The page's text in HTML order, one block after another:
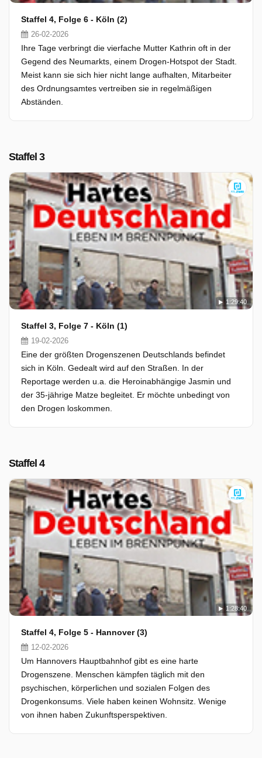
Staffel 4, Folge 6 - Köln (2)
26-02-2026
Ihre Tage verbringt die vierfache Mutter Kathrin oft in der
Gegend des Neumarkts, einem Drogen-Hotspot der Stadt.
Meist kann sie sich hier nicht lange aufhalten, Mitarbeiter
des Ordnungsamtes vertreiben sie in regelmäßigen
Abständen.
Staffel 3
1:29:40
Staffel 3, Folge 7 - Köln (1)
19-02-2026
Eine der größten Drogenszenen Deutschlands befindet
sich in Köln. Gedealt wird auf den Straßen. In der
Reportage werden u.a. die Heroinabhängige Jasmin und
der 35-jährige Matze begleitet. Er möchte unbedingt von
den Drogen loskommen.
Staffel 4
1:28:40
Staffel 4, Folge 5 - Hannover (3)
12-02-2026
Um Hannovers Hauptbahnhof gibt es eine harte
Drogenszene. Menschen kämpfen täglich mit den
psychischen, körperlichen und sozialen Folgen des
Drogenkonsums. Viele haben keinen Wohnsitz. Wenige
von ihnen haben Zukunftsperspektiven.